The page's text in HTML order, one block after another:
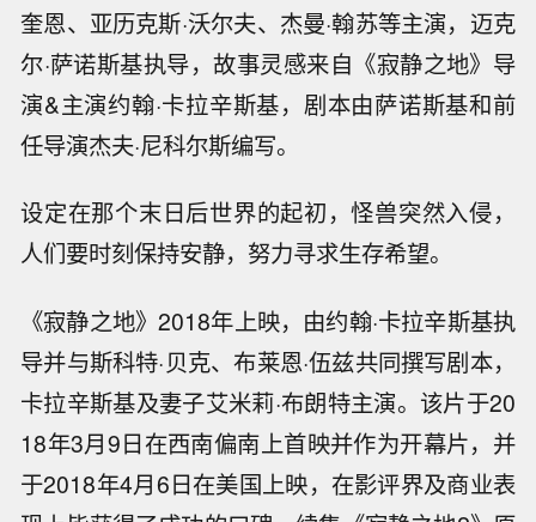
奎恩、亚历克斯·沃尔夫、杰曼·翰苏等主演，迈克
尔·萨诺斯基执导，故事灵感来自《寂静之地》导
演&主演约翰·卡拉辛斯基，剧本由萨诺斯基和前
任导演杰夫·尼科尔斯编写。
设定在那个末日后世界的起初，怪兽突然入侵，
人们要时刻保持安静，努力寻求生存希望。
《寂静之地》2018年上映，由约翰·卡拉辛斯基执
导并与斯科特·贝克、布莱恩·伍兹共同撰写剧本，
卡拉辛斯基及妻子艾米莉·布朗特主演。该片于20
18年3月9日在西南偏南上首映并作为开幕片，并
于2018年4月6日在美国上映，在影评界及商业表